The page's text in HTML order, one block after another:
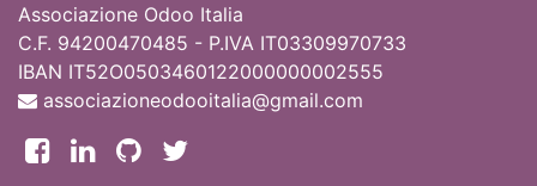
Associazione Odoo Italia
C.F. 94200470485 - P.IVA IT03309970733
IBAN IT52O0503460122000000002555
associazioneodooitalia@gmail.com